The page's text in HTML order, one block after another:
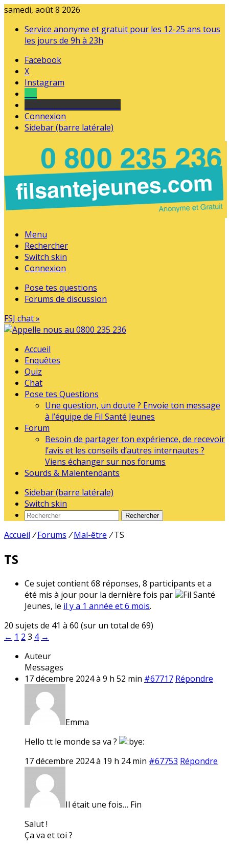
samedi, août 8 2026
Service anonyme et gratuit pour les 12-25 ans tous
les jours de 9h à 23h
Facebook
X
Instagram
Connexion
Sidebar (barre latérale)
Menu
Rechercher
Switch skin
Connexion
Pose tes questions
Forums de discussion
FSJ chat »
Accueil
Enquêtes
Quiz
Chat
Pose tes Questions
Une question, un doute ? Envoie ton message
à l’équipe de Fil Santé Jeunes
Forum
Besoin de partager ton expérience, de recevoir
l’avis et les conseils d’autres internautes ?
Viens échanger sur nos forums
Sourds & Malentendants
Sidebar (barre latérale)
Switch skin
Rechercher
Accueil / Forums / Mal-être / TS
TS
Ce sujet contient 68 réponses, 8 participants et a
été mis à jour pour la dernière fois par
Fil Santé
Jeunes, le il y a 1 année et 6 mois.
20 sujets de 41 à 60 (sur un total de 69)
← 1 2 3 4 →
Auteur
Messages
17 décembre 2024 à 9 h 52 min #67717 Répondre
Emma
Hello tt le monde sa va ?
17 décembre 2024 à 19 h 24 min #67753 Répondre
Il était une fois… Fin
Salut !
Ça va et toi ?